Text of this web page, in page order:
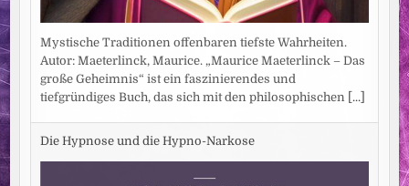
Mystische Traditionen offenbaren tiefste Wahrheiten.
Autor: Maeterlinck, Maurice. „Maurice Maeterlinck – Das
große Geheimnis“ ist ein faszinierendes und
tiefgründiges Buch, das sich mit den philosophischen [...]
Die Hypnose und die Hypno-Narkose